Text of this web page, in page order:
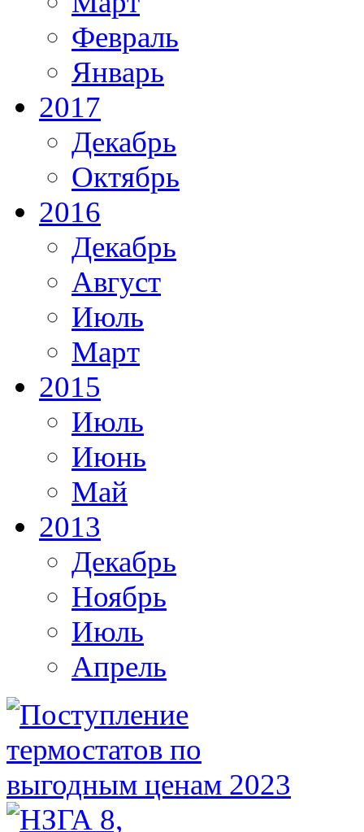
Февраль
Январь
2017
Декабрь
Октябрь
2016
Декабрь
Август
Июль
Март
2015
Июль
Июнь
Май
2013
Декабрь
Ноябрь
Июль
Апрель